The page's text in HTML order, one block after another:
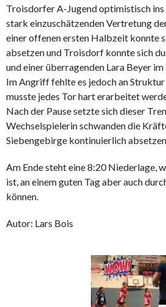
Troisdorfer A-Jugend optimistisch ins
stark einzuschätzenden Vertretung
einer offenen ersten Halbzeit konnte
absetzen und Troisdorf konnte sich
und einer überragenden Lara Beyer
Im Angriff fehlte es jedoch an
musste jedes Tor hart erarbeitet
Nach der Pause setzte sich dieser
Wechselspielerin schwanden die
Siebengebirge kontinuierlich
Am Ende steht eine 8:20 Niederlage,
ist, an einem guten Tag aber auch
können.
Autor: Lars Bois